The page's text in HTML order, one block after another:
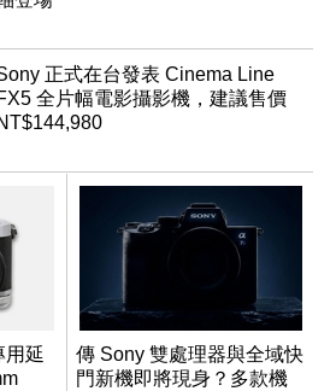
正式在台發表 Cinema Line
全片幅電影攝影機，建議售價
用延
傳 Sony 雙處理器與全域快
門新機即將現身？多款機